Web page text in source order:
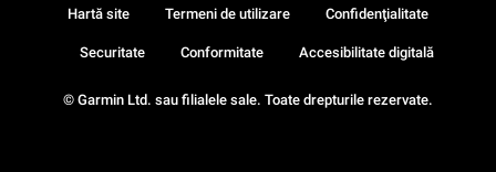
© Garmin Ltd. sau filialele sale. Toate drepturile rezervate.
Hartă site Termeni de utilizare Confidenţialitate
Securitate Conformitate Accesibilitate digitală